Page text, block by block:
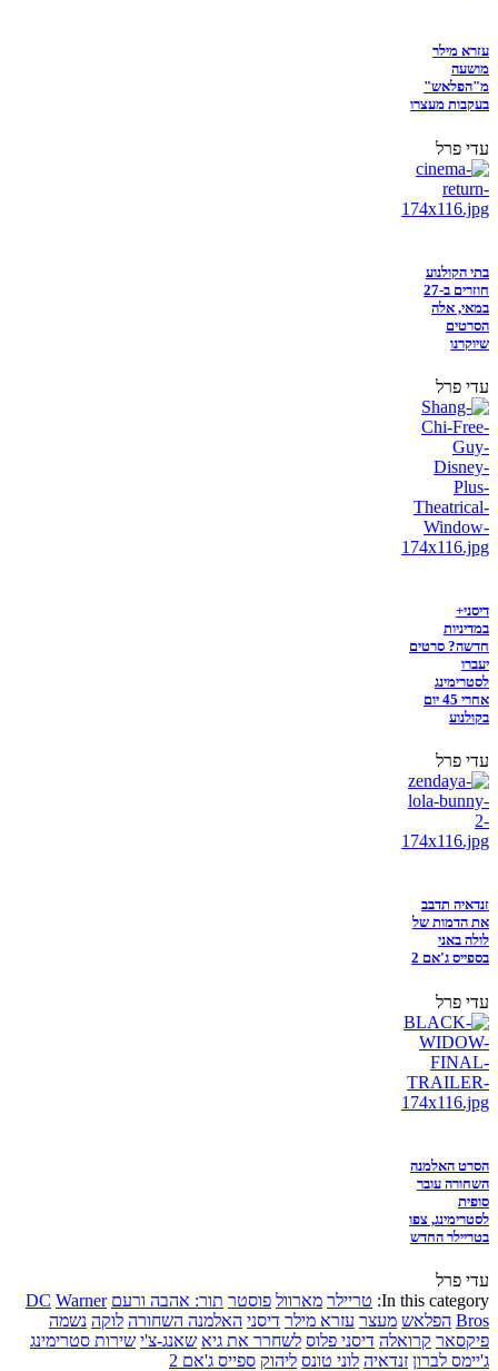
עזרא מילר
מושעה
מ"הפלאש"
בעקבות מעצרו
עדי פרל
בתי הקולנוע
חוזרים ב-27
במאי, אלה
הסרטים
שיוקרנו
עדי פרל
דיסני+
במדיניות
חדשה? סרטים
יעברו
לסטרימינג
אחרי 45 יום
בקולנוע
עדי פרל
זנדאיה תדבב
את הדמות של
לולה באני
בספייס ג'אם 2
עדי פרל
הסרט האלמנה
השחורה עובר
סופית
לסטרימינג, צפו
בטריילר החדש
עדי פרל
In this category: טריילר מארוול פוסטר תור: אהבה ורעם DC Warner
Bros הפלאש מעצר עזרא מילר דיסני האלמנה השחורה לוקה נשמה
פיקסאר קרואלה דיסני פלוס לשחרר את גיא שאנג-צ'י שירות סטרימינג
ג'יימס לברון זנדאיה לוני טונס ליהוק ספייס ג'אם 2